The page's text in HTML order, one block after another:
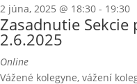
2 júna, 2025 @ 18:30 - 19:30
Zasadnutie
2.6.2025
Online
Vážené kolegyne, vážení